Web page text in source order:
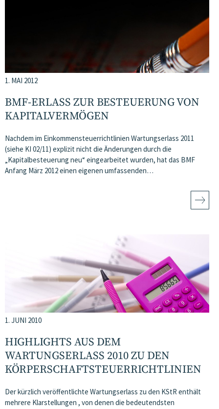
1. MAI 2012
BMF-ERLASS ZUR BESTEUERUNG VON
KAPITALVERMÖGEN
Nachdem im Einkommensteuerrichtlinien Wartungserlass 2011
(siehe KI 02/11) explizit nicht die Änderungen durch die
„Kapitalbesteuerung neu“ eingearbeitet wurden, hat das BMF
Anfang März 2012 einen eigenen umfassenden…
1. JUNI 2010
HIGHLIGHTS AUS DEM
WARTUNGSERLASS 2010 ZU DEN
KÖRPERSCHAFTSTEUERRICHTLINIEN
Der kürzlich veröffentlichte Wartungserlass zu den KStR enthält
mehrere Klarstellungen , von denen die bedeutendsten